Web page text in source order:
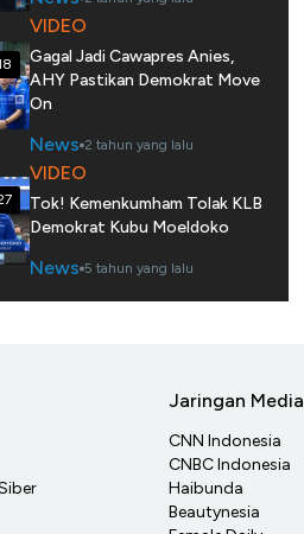
VIDEO
Gagal Jadi Cawapres Anies,
AHY Pastikan Demokrat Move
On
News 2 tahun yang lalu
VIDEO
Tok! Kemenkumham Tolak KLB
Demokrat Kubu Moeldoko
News 5 tahun yang lalu
Jaringan Media
CNN Indonesia
CNBC Indonesia
Haibunda
Beautynesia